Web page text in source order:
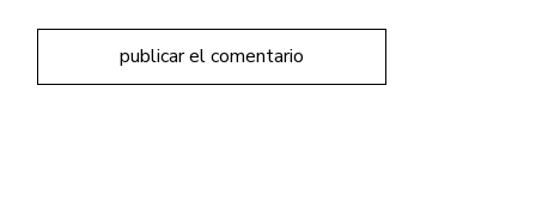
publicar el comentario